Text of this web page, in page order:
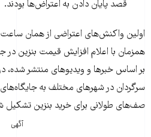
قصد پایان دادن به اعتراض‌ها بودند.
همزمان با اعلام افزایش قیمت بنزین
بر اساس خبرها و ویدیوهای منتشر شده،
سرگردان در شهرهای مختلف به
صف‌های طولانی برای خرید بنزین تشکیل
آگهی